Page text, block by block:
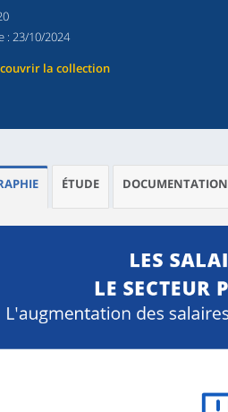
: 23/10/2024
la collection
ÉTUDE DOCUMENTATION